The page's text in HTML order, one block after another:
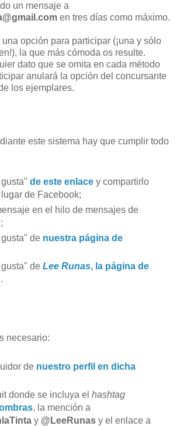
un mensaje a
en tres días como máximo.
opción para participar (¡una y sólo
la que más cómoda os resulte.
dato que se omita en cada método
anulará la opción del concursante
los ejemplares.
este sistema hay que cumplir todo
de este enlacey compartirlo
de Facebook;
en el hilo de mensajes de
de nuestra página de
de Lee Runas, la página de
.
necesario:
de nuestro perfil en dicha
donde se incluya el hashtag
, la mención a
y @LeeRunasy el enlace a